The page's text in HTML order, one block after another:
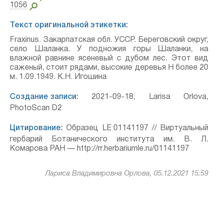
1056
Текст оригинальной этикетки:
Fraxinus. Закарпатская обл. УССР. Береговский округ,
село Шаланка. У подножия горы Шаланки, на
влажной равнине ясеневый с дубом лес. Этот вид
саженый, стоит рядами, высокие деревья H более 20
м. 1.09.1949. К.Н. Игошина
Создание записи: 2021-09-18, Larisa Orlova,
PhotoScan D2
Цитирование: Образец LE 01141197 // Виртуальный
гербарий Ботанического института им. В. Л.
Комарова РАН — http://rr.herbariumle.ru/01141197
Лариса Владимировна Орлова, 05.12.2021 15:59